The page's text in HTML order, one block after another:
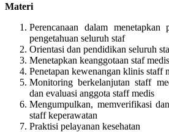
Materi
Perencanaan dalam menetapkan
pengetahuan seluruh staf
Orientasi dan pendidikan seluruh
Menetapkan keanggotaan staf medis
Penetapan kewenangan klinis staff
Monitoring berkelanjutan staff
dan evaluasi anggota staff medis
Mengumpulkan, memverifikasi
staff keperawatan
Praktisi pelayanan kesehatan